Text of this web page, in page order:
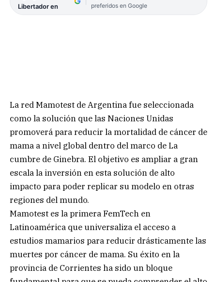
Libertador en
preferidos en Google
La red Mamotest de Argentina fue seleccionada
como la solución que las Naciones Unidas
promoverá para reducir la mortalidad de cáncer de
mama a nivel global dentro del marco de La
cumbre de Ginebra. El objetivo es ampliar a gran
escala la inversión en esta solución de alto
impacto para poder replicar su modelo en otras
regiones del mundo.
Mamotest es la primera FemTech en
Latinoamérica que universaliza el acceso a
estudios mamarios para reducir drásticamente las
muertes por cáncer de mama. Su éxito en la
provincia de Corrientes ha sido un bloque